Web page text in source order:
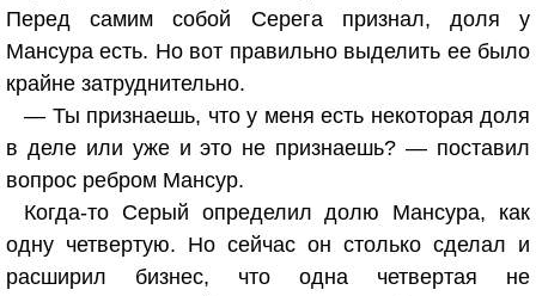
Перед самим собой Серега признал, доля у
Мансура есть. Но вот правильно выделить ее было
крайне затруднительно.
— Ты признаешь, что у меня есть некоторая доля
в деле или уже и это не признаешь? — поставил
вопрос ребром Мансур.
Когда-то Серый определил долю Мансура, как
одну четвертую. Но сейчас он столько сделал и
расширил бизнес, что одна четвертая не